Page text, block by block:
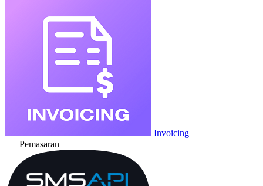
Invoicing
Pemasaran